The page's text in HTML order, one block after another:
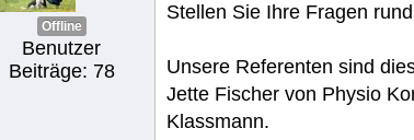
Offline
Benutzer
Beiträge: 78
Stellen Sie Ihre Fragen
Unsere Referenten sind
Jette Fischer von Physio
Klassmann.